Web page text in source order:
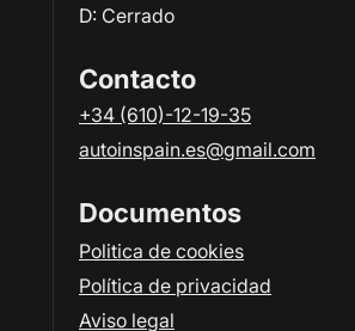
Contacto
+34 (610)-12-19-35
autoinspain.es@gmail.com
D: Сerrado
Documentos
Politica de cookies
Política de privacidad
Aviso legal